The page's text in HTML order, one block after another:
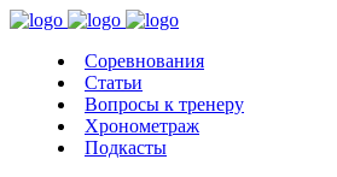
Соревнования
Статьи
Вопросы к тренеру
Хронометраж
Подкасты